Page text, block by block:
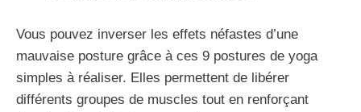
Vous pouvez inverser les effets néfastes d’une
mauvaise posture grâce à ces 9 postures de yoga
simples à réaliser. Elles permettent de libérer
différents groupes de muscles tout en renforçant